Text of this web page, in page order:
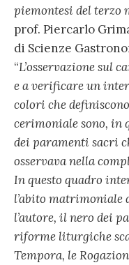
piemontesi del terzo
prof. Piercarlo
di Scienze
“L’osservazione sul
e a verificare un
colori che
cerimoniale sono, in
dei paramenti sacri
osservava nella
In questo quadro
l’abito matrimoniale
l’autore, il nero dei
riforme liturgiche
Tempora, le